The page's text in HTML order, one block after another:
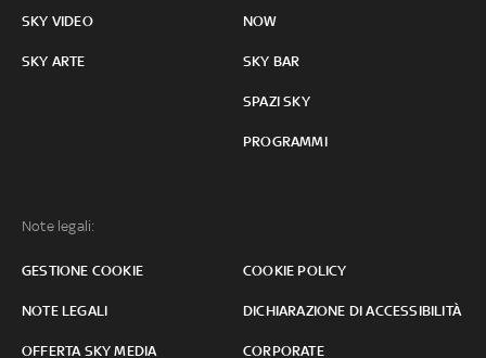
SKY VIDEO
SKY ARTE
NOW
SKY BAR
SPAZI SKY
PROGRAMMI
Note legali:
GESTIONE COOKIE COOKIE POLICY
NOTE LEGALI DICHIARAZIONE DI ACCESSIBILITÀ
OFFERTA SKY MEDIA CORPORATE